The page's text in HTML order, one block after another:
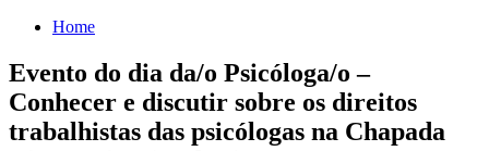
Home
Evento do dia da/o Psicóloga/o –
Conhecer e discutir sobre os direitos
trabalhistas das psicólogas na Chapada